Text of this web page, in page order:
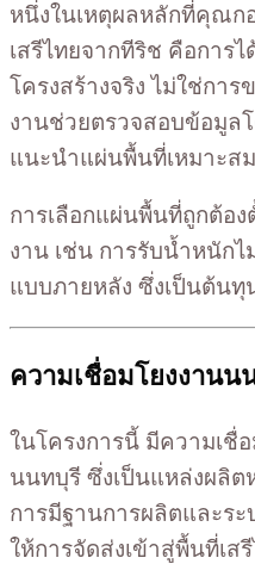
หนึ่งในเหตุผลหลักที่คุณก
เสรีไทยจากทีริช คือการ
โครงสร้างจริง ไม่ใช่การ
งานช่วยตรวจสอบข้อมูล
แนะนำแผ่นพื้นที่เหมาะส
การเลือกแผ่นพื้นที่ถูกต้อ
งาน เช่น การรับน้ำหนักไ
แบบภายหลัง ซึ่งเป็นต้นทุ
ความเชื่อมโยงงานน
ในโครงการนี้ มีความเชื่
นนทบุรี ซึ่งเป็นแหล่งผลิต
การมีฐานการผลิตและร
ให้การจัดส่งเข้าสู่พื้นที่เส